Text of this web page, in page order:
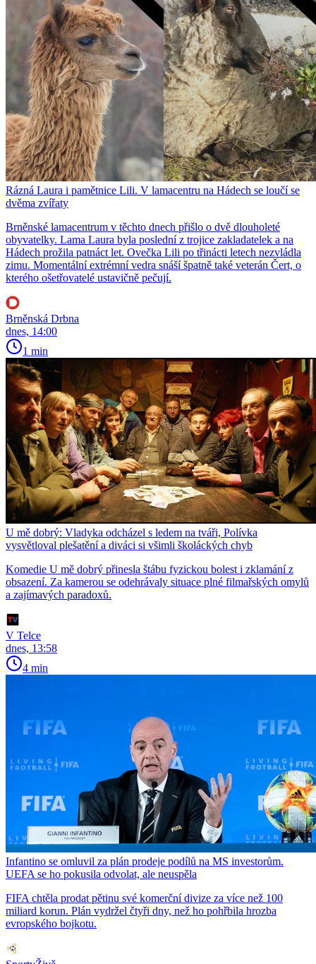
Rázná Laura i pamětnice Lili. V lamacentru na Hádech se loučí se
dvěma zvířaty
Brněnské lamacentrum v těchto dnech přišlo o dvě dlouholeté
obyvatelky. Lama Laura byla poslední z trojice zakladatelek a na
Hádech prožila patnáct let. Ovečka Lili po třinácti letech nezvládla
zimu. Momentální extrémní vedra snáší špatně také veterán Čert, o
kterého ošetřovatelé ustavičně pečují.
Brněnská Drbna
dnes, 14:00
1 min
U mě dobrý: Vladyka odcházel s ledem na tváři, Polívka
vysvětloval plešatění a diváci si všimli školáckých chyb
Komedie U mě dobrý přinesla štábu fyzickou bolest i zklamání z
obsazení. Za kamerou se odehrávaly situace plné filmařských omylů
a zajímavých paradoxů.
V Telce
dnes, 13:58
4 min
Infantino se omluvil za plán prodeje podílů na MS investorům.
UEFA se ho pokusila odvolat, ale neuspěla
FIFA chtěla prodat pětinu své komerční divize za více než 100
miliard korun. Plán vydržel čtyři dny, než ho pohřbila hrozba
evropského bojkotu.